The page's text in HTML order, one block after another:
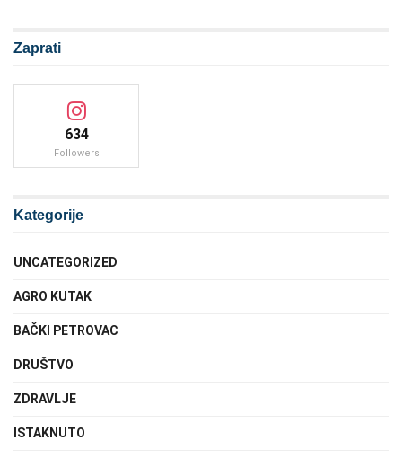
Zaprati
634
Followers
Kategorije
UNCATEGORIZED
AGRO KUTAK
BAČKI PETROVAC
DRUŠTVO
ZDRAVLJE
ISTAKNUTO